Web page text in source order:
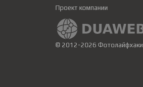
Проект компании
© 2012-2026 Фотолайфхаки